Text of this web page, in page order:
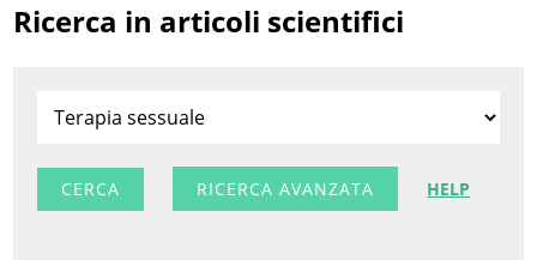
Ricerca in articoli scientifici
RICERCA AVANZATA HELP